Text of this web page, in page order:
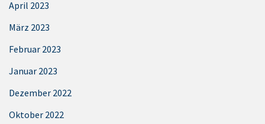
April 2023
März 2023
Februar 2023
Januar 2023
Dezember 2022
Oktober 2022